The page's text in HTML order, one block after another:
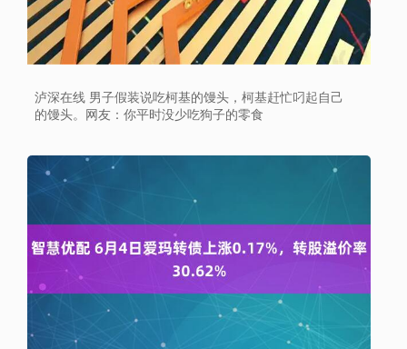
泸深在线 男子假装说吃柯基的馒头，柯基赶忙叼起自己
的馒头。网友：你平时没少吃狗子的零食